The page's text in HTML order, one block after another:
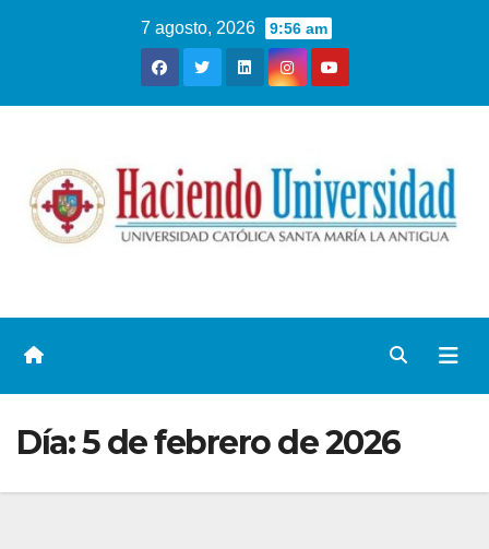
7 agosto, 2026 9:56 am
Día:5 de febrero de 2026